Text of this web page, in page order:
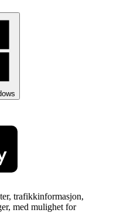
trafikkinformasjon,
med mulighet for